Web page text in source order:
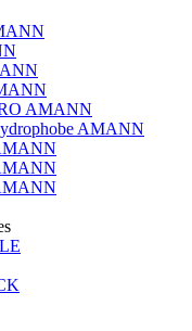
AMANN
AMANN